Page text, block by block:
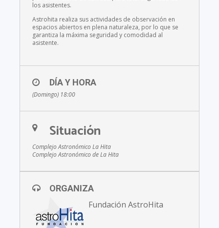
los asistentes.
Astrohita realiza sus actividades de observación en
espacios abiertos en plena naturaleza, por lo que se
garantiza la máxima seguridad y comodidad al
asistente.
DÍA Y HORA
(Domingo) 18:00
Situación
Complejo Astronómico La Hita
Complejo Astronómico de La Hita
ORGANIZA
Fundación AstroHita